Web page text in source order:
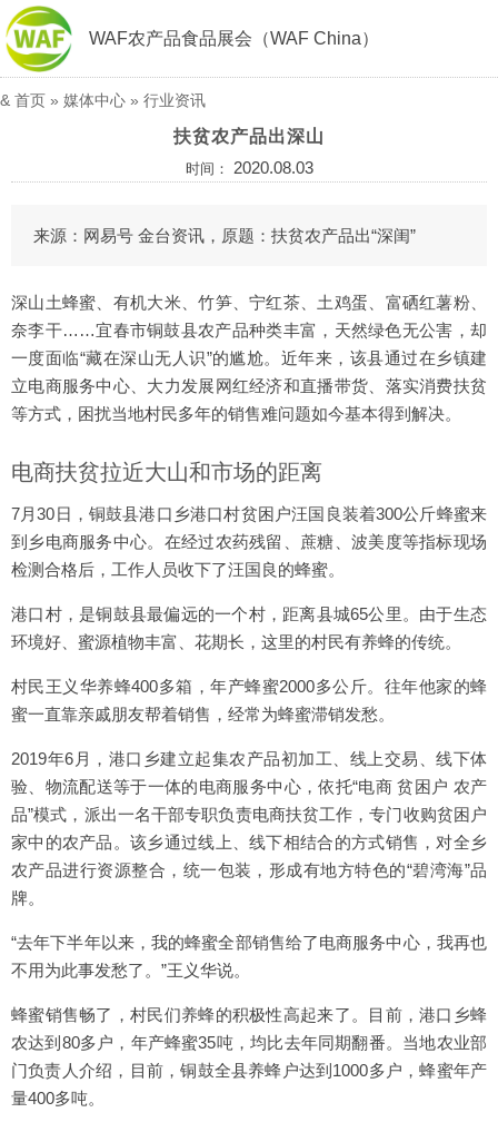
WAF农产品食品展会（WAF China）
& 首页 » 媒体中心 » 行业资讯
扶贫农产品出深山
时间： 2020.08.03
来源：网易号 金台资讯，原题：扶贫农产品出“深闺”
深山土蜂蜜、有机大米、竹笋、宁红茶、土鸡蛋、富硒红薯粉、
奈李干……宜春市铜鼓县农产品种类丰富，天然绿色无公害，却
一度面临“藏在深山无人识”的尴尬。近年来，该县通过在乡镇建
立电商服务中心、大力发展网红经济和直播带货、落实消费扶贫
等方式，困扰当地村民多年的销售难问题如今基本得到解决。
电商扶贫拉近大山和市场的距离
7月30日，铜鼓县港口乡港口村贫困户汪国良装着300公斤蜂蜜来
到乡电商服务中心。在经过农药残留、蔗糖、波美度等指标现场
检测合格后，工作人员收下了汪国良的蜂蜜。
港口村，是铜鼓县最偏远的一个村，距离县城65公里。由于生态
环境好、蜜源植物丰富、花期长，这里的村民有养蜂的传统。
村民王义华养蜂400多箱，年产蜂蜜2000多公斤。往年他家的蜂
蜜一直靠亲戚朋友帮着销售，经常为蜂蜜滞销发愁。
2019年6月，港口乡建立起集农产品初加工、线上交易、线下体
验、物流配送等于一体的电商服务中心，依托“电商 贫困户 农产
品”模式，派出一名干部专职负责电商扶贫工作，专门收购贫困户
家中的农产品。该乡通过线上、线下相结合的方式销售，对全乡
农产品进行资源整合，统一包装，形成有地方特色的“碧湾海”品
牌。
“去年下半年以来，我的蜂蜜全部销售给了电商服务中心，我再也
不用为此事发愁了。”王义华说。
蜂蜜销售畅了，村民们养蜂的积极性高起来了。目前，港口乡蜂
农达到80多户，年产蜂蜜35吨，均比去年同期翻番。当地农业部
门负责人介绍，目前，铜鼓全县养蜂户达到1000多户，蜂蜜年产
量400多吨。